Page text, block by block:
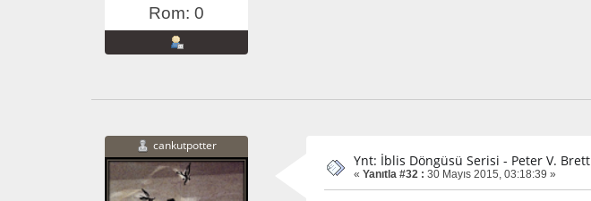
Rom: 0
cankutpotter
Ynt: İblis Döngüsü Serisi - Peter V. Brett
« Yanıtla #32 : 30 Mayıs 2015, 03:18:39 »